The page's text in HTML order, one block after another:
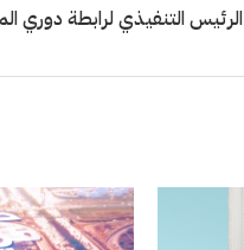
الرئيس التنفيذي لرابطة دوري